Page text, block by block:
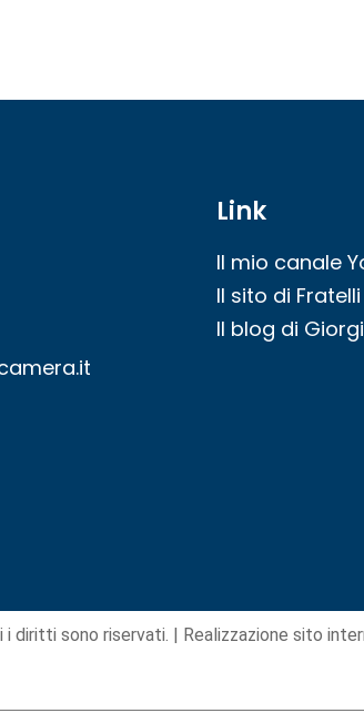
Link
Il mio canale
Il sito di Fratelli
Il blog di
i diritti sono riservati. | Realizzazione sito